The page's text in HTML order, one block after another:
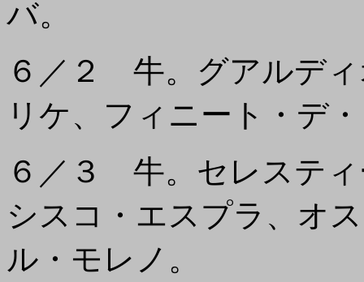
バ。
６／２ 牛。グアルデ
リケ、フィニート・デ
６／３ 牛。セレステ
シスコ・エスプラ、オ
ル・モレノ。